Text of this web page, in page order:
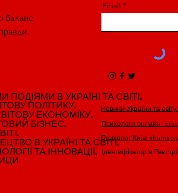
баланс
В УКРАЇНІ ТА СВІТІ.
ПОЛІТИКУ.
ЕКОНОМІКУ.
БІЗНЕС.
В УКРАЇНІ ТА СВІТІ.
ТА ІННОВАЦІЇ.
В УКРАЇНІ ТА СВІТІ.
ПОЛІТИКУ.
ЕКОНОМІКУ.
БІЗНЕС.
В УКРАЇНІ ТА СВІТІ.
ТА ІННОВАЦІЇ.
Email
Новини України та
Психологи онлайн:
Психолог Київ:
Ідентифікатор в